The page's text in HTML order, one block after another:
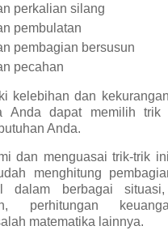
perkalian silang
pembulatan
pembagian bersusun
pecahan
kelebihan dan
Anda dapat memilih trik
Anda.
dan menguasai trik-trik
menghitung
dalam berbagai
perhitungan
matematika lainnya.